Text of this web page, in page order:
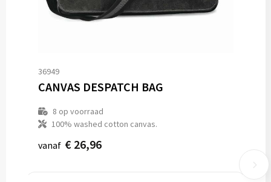
36949
CANVAS DESPATCH BAG
8 op voorraad
100% washed cotton canvas.
vanaf € 26,96